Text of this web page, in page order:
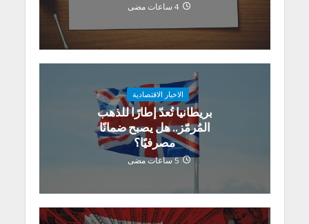
4 ساعات مضى
الاخبار الاقتصادية
بريطانيا تُعدّ إطارًا للذهب
المُرمّز.. هل يصبح ضمانًا
مصرفيًا؟
5 ساعات مضى